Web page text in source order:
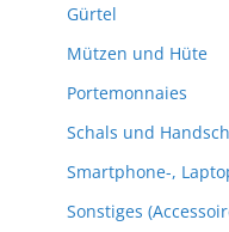
Gürtel
Mützen und Hüte
Portemonnaies
Schals und
Smartphone-,
Sonstiges